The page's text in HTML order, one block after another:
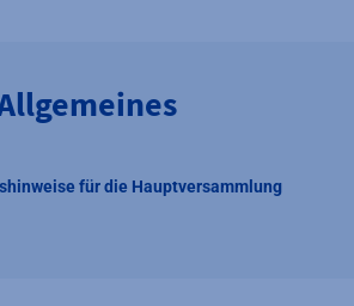
für die Hauptversammlung